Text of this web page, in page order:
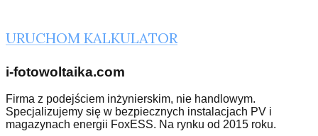
URUCHOM KALKULATOR
i-fotowoltaika.com
Firma z podejściem inżynierskim, nie handlowym.
Specjalizujemy się w bezpiecznych instalacjach PV i
magazynach energii FoxESS. Na rynku od 2015 roku.